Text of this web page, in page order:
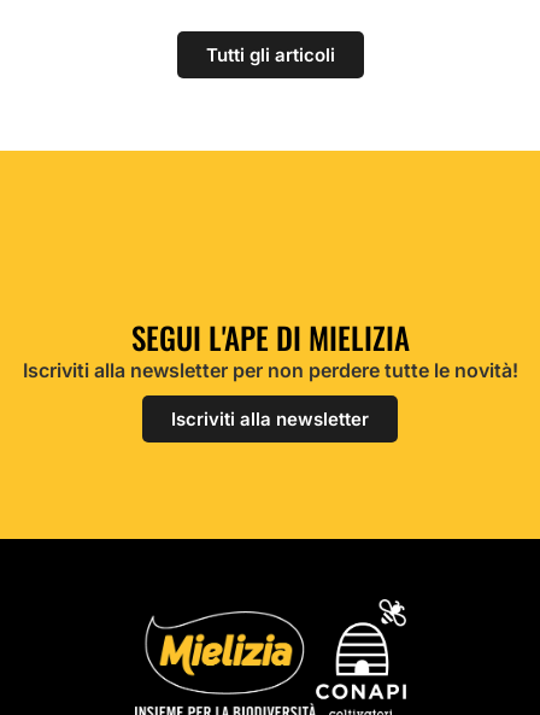
Tutti gli articoli
SEGUI L'APE DI MIELIZIA
Iscriviti alla newsletter per non perdere tutte le novità!
Iscriviti alla newsletter